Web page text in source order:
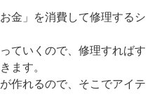
金」を消費して修理するシ
ていくので、修理すればす
ます。
作れるので、そこでアイテ